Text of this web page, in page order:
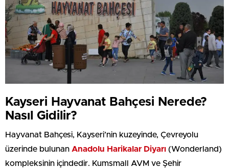
Kayseri Hayvanat Bahçesi Nerede?
Nasıl Gidilir?
Hayvanat Bahçesi, Kayseri’nin kuzeyinde, Çevreyolu
üzerinde bulunan Anadolu Harikalar Diyarı (Wonderland)
kompleksinin içindedir. Kumsmall AVM ve Şehir